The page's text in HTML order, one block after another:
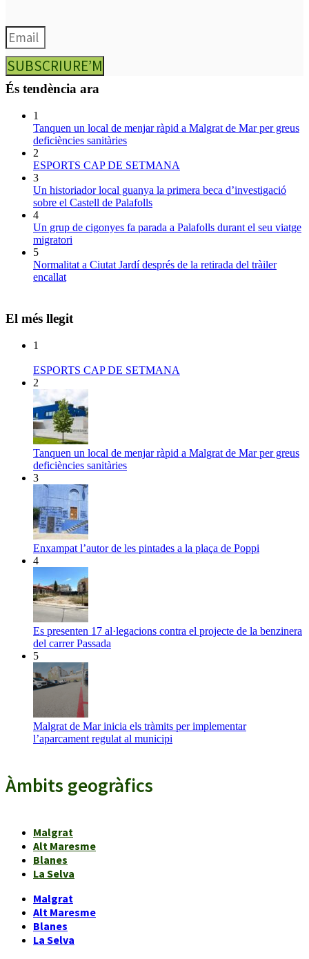
SUBSCRIURE’M
És tendència ara
1
Tanquen un local de menjar ràpid a Malgrat de Mar per greus
deficiències sanitàries
2
ESPORTS CAP DE SETMANA
3
Un historiador local guanya la primera beca d’investigació
sobre el Castell de Palafolls
4
Un grup de cigonyes fa parada a Palafolls durant el seu viatge
migratori
5
Normalitat a Ciutat Jardí després de la retirada del tràiler
encallat
El més llegit
1
ESPORTS CAP DE SETMANA
2
Tanquen un local de menjar ràpid a Malgrat de Mar per greus
deficiències sanitàries
3
Enxampat l’autor de les pintades a la plaça de Poppi
4
Es presenten 17 al·legacions contra el projecte de la benzinera
del carrer Passada
5
Malgrat de Mar inicia els tràmits per implementar
l’aparcament regulat al municipi
Àmbits geogràfics
Malgrat
Alt Maresme
Blanes
La Selva
Malgrat
Alt Maresme
Blanes
La Selva